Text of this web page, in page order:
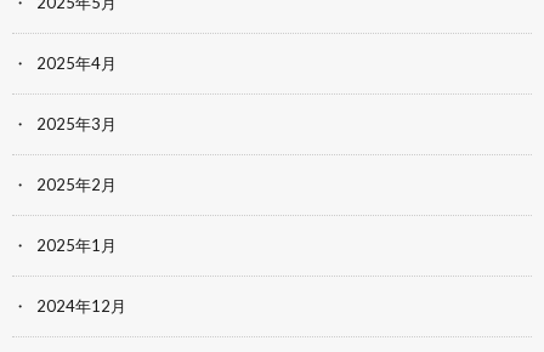
2025年4月
2025年3月
2025年2月
2025年1月
2024年12月